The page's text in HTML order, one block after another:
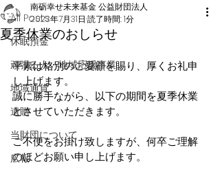
All Posts
休眠預金
頑張る人・地域応援事業
地域通貨
遺贈
当財団について
広報
夏季休業のおしらせ
南砺幸せ未来基金 公益財団法人
2023年7月31日 読了時間: 1分
平素は格別のご愛顧を賜り、厚くお礼申
し上げます。
誠に勝手ながら、以下の期間を夏季休業
とさせていただきます。
ご不便をお掛け致しますが、何卒ご理解
のほどお願い申し上げます。